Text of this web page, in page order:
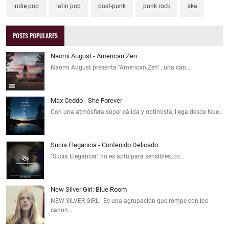
indie pop latin pop post-punk punk rock ska
POSTS POPULARES
Naomi August - American Zen
Naomi August presenta "American Zen" , una can…
Max Ceddo - She Forever
Con una atmósfera súper cálida y optimista, llega desde Nue…
Sucia Elegancia - Contenido Delicado
"Sucia Elegancia" no es apto para sensibles, co…
New Silver Girl: Blue Room
NEW SILVER GIRL : Es una agrupación que rompe con los
canon…